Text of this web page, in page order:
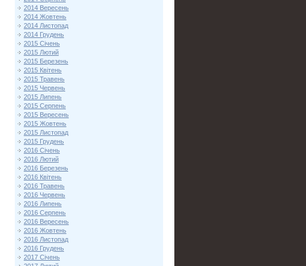
2014 Вересень
2014 Жовтень
2014 Листопад
2014 Грудень
2015 Січень
2015 Лютий
2015 Березень
2015 Квітень
2015 Травень
2015 Червень
2015 Липень
2015 Серпень
2015 Вересень
2015 Жовтень
2015 Листопад
2015 Грудень
2016 Січень
2016 Лютий
2016 Березень
2016 Квітень
2016 Травень
2016 Червень
2016 Липень
2016 Серпень
2016 Вересень
2016 Жовтень
2016 Листопад
2016 Грудень
2017 Січень